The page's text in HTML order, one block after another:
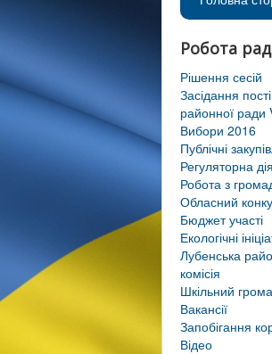
Робота
Рішення сесій
Засідання
районної ради
Вибори 2016
Публічні
Регуляторна
Робота з
Обласний
Бюджет участі
Екологічні
Лубенська
комісія
Шкільний
Вакансії
Запобігання
Відео